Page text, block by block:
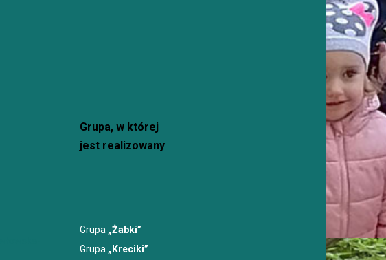
Grupa, w której
jest realizowany
Grupa „Żabki”
Grupa „Kreciki”